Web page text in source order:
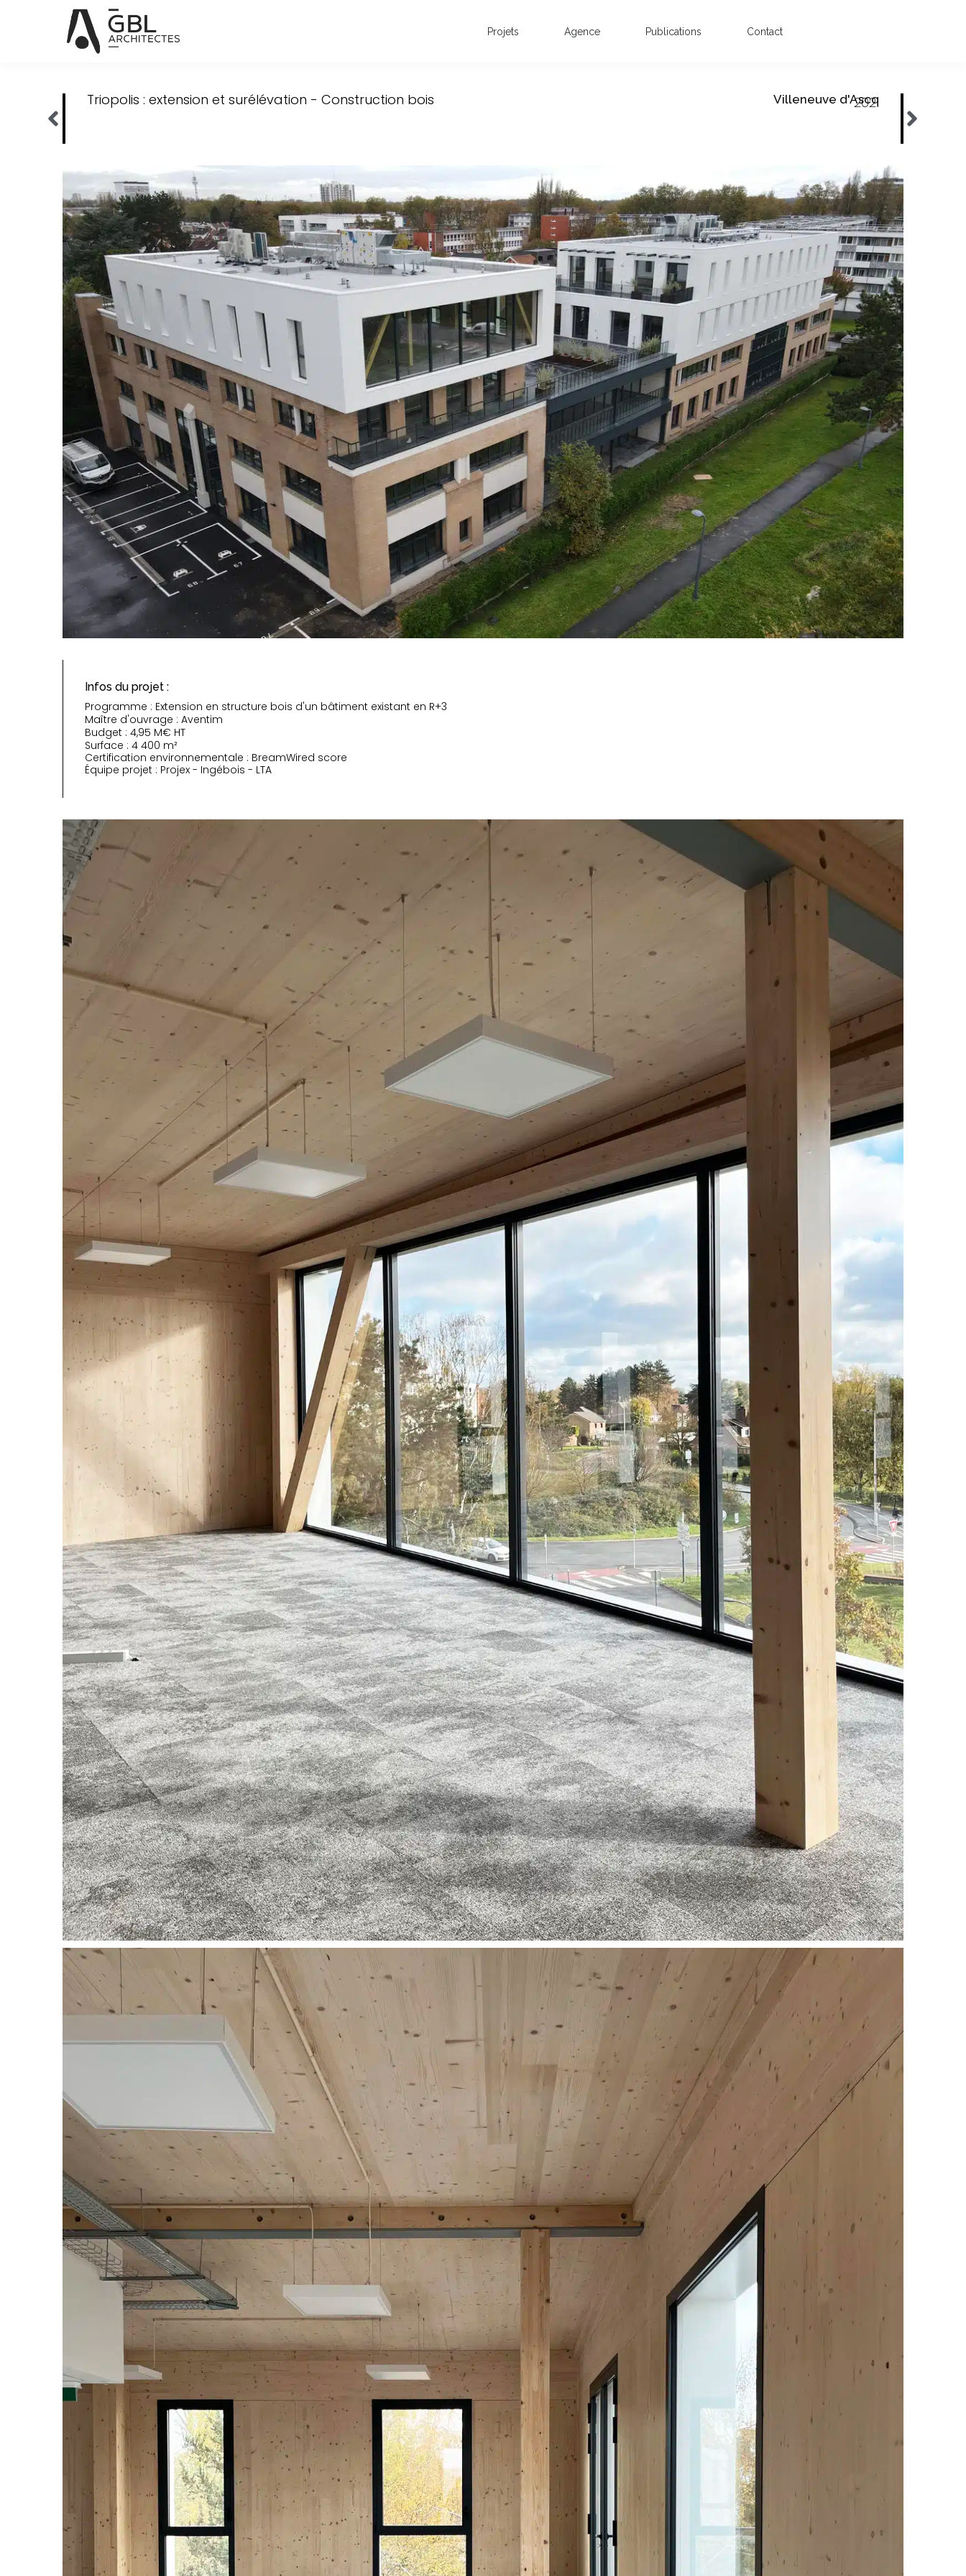
Projets Agence Publications Contact
Triopolis : extension et surélévation - Construction bois Villeneuve d'Ascq
2021
Infos du projet :
Programme : Extension en structure bois d'un bâtiment existant en R+3
Maître d'ouvrage : Aventim
Budget : 4,95 M€ HT
Surface : 4 400 m²
Certification environnementale : BreamWired score
Équipe projet : Projex - Ingébois - LTA